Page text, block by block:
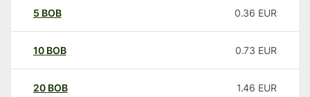
5 BOB 0.36 EUR
10 BOB 0.73 EUR
20 BOB 1.46 EUR